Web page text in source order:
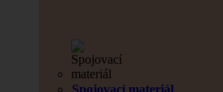
Spojovací materiál